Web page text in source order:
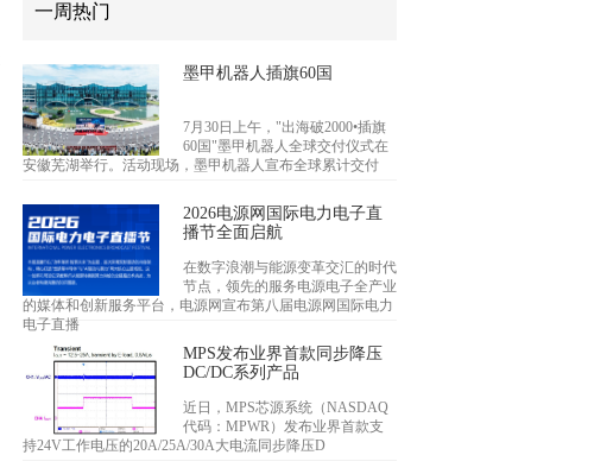
一周热门
墨甲机器人插旗60国
7月30日上午，"出海破2000•插旗
60国"墨甲机器人全球交付仪式在
安徽芜湖举行。活动现场，墨甲机器人宣布全球累计交付
2026电源网国际电力电子直
播节全面启航
在数字浪潮与能源变革交汇的时代
节点，领先的服务电源电子全产业
的媒体和创新服务平台，电源网宣布第八届电源网国际电力
电子直播
MPS发布业界首款同步降压
DC/DC系列产品
近日，MPS芯源系统（NASDAQ
代码：MPWR）发布业界首款支
持24V工作电压的20A/25A/30A大电流同步降压D